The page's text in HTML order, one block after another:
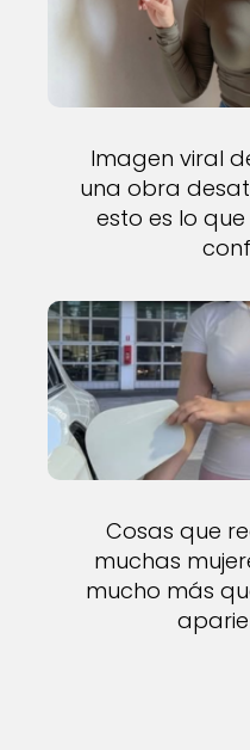
Imagen viral
una obra
esto es lo
Cosas que
muchas
mucho más